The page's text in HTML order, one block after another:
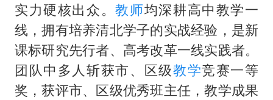
实力硬核出众。教师均深耕高中教学一
线，拥有培养清北学子的实战经验，是新
课标研究先行者、高考改革一线实践者。
团队中多人斩获市、区级教学竞赛一等
奖，获评市、区级优秀班主任，教学成果